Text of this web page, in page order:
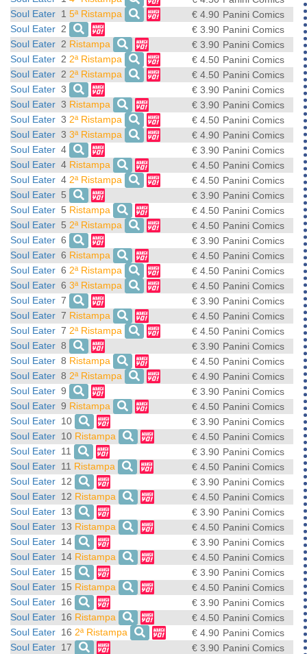
Soul Eater 1 5ª Ristampa € 4.90 Panini Comics
Soul Eater 2 € 3.90 Panini Comics
Soul Eater 2 Ristampa € 3.90 Panini Comics
Soul Eater 2 2ª Ristampa € 4.50 Panini Comics
Soul Eater 2 2ª Ristampa € 4.50 Panini Comics
Soul Eater 3 € 3.90 Panini Comics
Soul Eater 3 Ristampa € 3.90 Panini Comics
Soul Eater 3 2ª Ristampa € 4.50 Panini Comics
Soul Eater 3 3ª Ristampa € 4.90 Panini Comics
Soul Eater 4 € 3.90 Panini Comics
Soul Eater 4 Ristampa € 4.50 Panini Comics
Soul Eater 4 2ª Ristampa € 4.50 Panini Comics
Soul Eater 5 € 3.90 Panini Comics
Soul Eater 5 Ristampa € 4.50 Panini Comics
Soul Eater 5 2ª Ristampa € 4.50 Panini Comics
Soul Eater 6 € 3.90 Panini Comics
Soul Eater 6 Ristampa € 4.50 Panini Comics
Soul Eater 6 2ª Ristampa € 4.50 Panini Comics
Soul Eater 6 3ª Ristampa € 4.50 Panini Comics
Soul Eater 7 € 3.90 Panini Comics
Soul Eater 7 Ristampa € 4.50 Panini Comics
Soul Eater 7 2ª Ristampa € 4.50 Panini Comics
Soul Eater 8 € 3.90 Panini Comics
Soul Eater 8 Ristampa € 4.50 Panini Comics
Soul Eater 8 2ª Ristampa € 4.90 Panini Comics
Soul Eater 9 € 3.90 Panini Comics
Soul Eater 9 Ristampa € 4.50 Panini Comics
Soul Eater 10 € 3.90 Panini Comics
Soul Eater 10 Ristampa € 4.50 Panini Comics
Soul Eater 11 € 3.90 Panini Comics
Soul Eater 11 Ristampa € 4.50 Panini Comics
Soul Eater 12 € 3.90 Panini Comics
Soul Eater 12 Ristampa € 4.50 Panini Comics
Soul Eater 13 € 3.90 Panini Comics
Soul Eater 13 Ristampa € 4.50 Panini Comics
Soul Eater 14 € 3.90 Panini Comics
Soul Eater 14 Ristampa € 4.50 Panini Comics
Soul Eater 15 € 3.90 Panini Comics
Soul Eater 15 Ristampa € 4.50 Panini Comics
Soul Eater 16 € 3.90 Panini Comics
Soul Eater 16 Ristampa € 4.50 Panini Comics
Soul Eater 16 2ª Ristampa € 4.90 Panini Comics
Soul Eater 17 € 3.90 Panini Comics